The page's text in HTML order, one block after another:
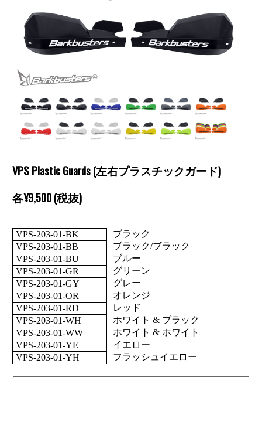
VPS Plastic Guards (左右プラスチックガード)
各¥9,500 (税抜)
VPS-203-01-BK
ブラック
VPS-203-01-BB
ブラック/ブラック
VPS-203-01-BU
ブルー
VPS-203-01-GR
グリーン
VPS-203-01-GY
グレー
VPS-203-01-OR
オレンジ
VPS-203-01-RD
レッド
VPS-203-01-WH
ホワイト & ブラック
VPS-203-01-WW
ホワイト & ホワイト
VPS-203-01-YE
イエロー
VPS-203-01-YH
フラッシュイエロー